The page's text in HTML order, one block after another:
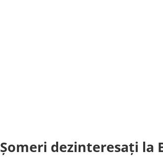
Șomeri dezinteresați la